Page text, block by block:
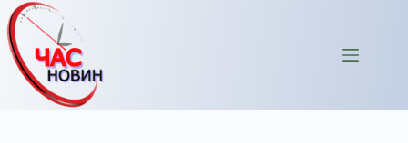
Перейти
до
вмісту